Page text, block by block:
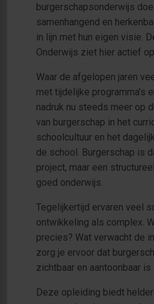
burgerschapsonderwijs
samenhangend en
in lijn met hun eigen visie.
Onderwijs ziet hier actief
Waar de afgelopen jaren
met tijdelijke programma’s
nadruk nu steeds meer op
van burgerschap in het
schoolcultuur en het
de school. Burgerschap is
project, maar een
goed onderwijs.
Tegelijkertijd ervaren veel
ontwikkeling als complex.
precies? Wat verwacht de
zorg je ervoor dat
zichtbaar en aantoonbaar
Deze opleiding biedt